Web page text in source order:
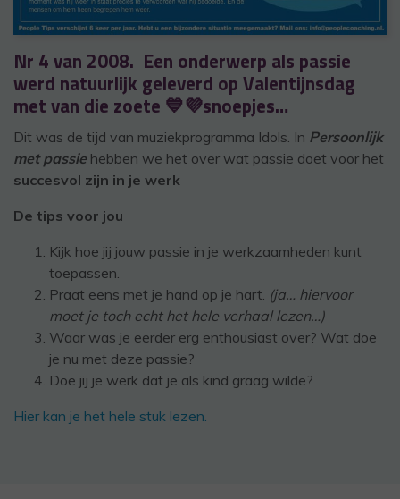
Nr 4 van 2008. Een onderwerp als passie
werd natuurlijk geleverd op Valentijnsdag
met van die zoete 💙💜snoepjes…
Dit was de tijd van muziekprogramma Idols. In Persoonlijk
met passie hebben we het over wat passie doet voor het
succesvol zijn in je werk
De tips voor jou
Kijk hoe jij jouw passie in je werkzaamheden kunt
toepassen.
Praat eens met je hand op je hart. (ja… hiervoor
moet je toch echt het hele verhaal lezen…)
Waar was je eerder erg enthousiast over? Wat doe
je nu met deze passie?
Doe jij je werk dat je als kind graag wilde?
Hier kan je het hele stuk lezen.